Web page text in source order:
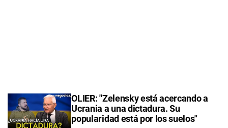
OLIER: "Zelensky está acercando a
Ucrania a una dictadura. Su
popularidad está por los suelos"